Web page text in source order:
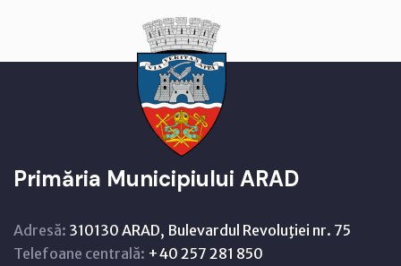
Primăria Municipiului ARAD
Adresă: 310130 ARAD, Bulevardul Revoluţiei nr. 75
Telefoane centrală: +40 257 281 850